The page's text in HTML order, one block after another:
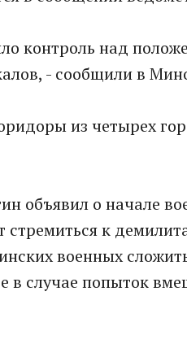
контроль над
- сообщили в
из четырех
объявил о начале
стремиться к
военных
в случае попыток